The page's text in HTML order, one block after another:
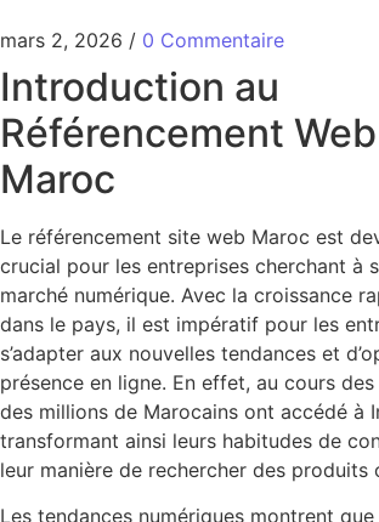
mars 2, 2026 / 0 Commentaire
Introduction au
Référencement
Maroc
Le référencement site web Maroc est
crucial pour les entreprises cherchant à
marché numérique. Avec la croissance
dans le pays, il est impératif pour les
s’adapter aux nouvelles tendances et
présence en ligne. En effet, au cours des
des millions de Marocains ont accédé à
transformant ainsi leurs habitudes de
leur manière de rechercher des produits
Les tendances numériques montrent